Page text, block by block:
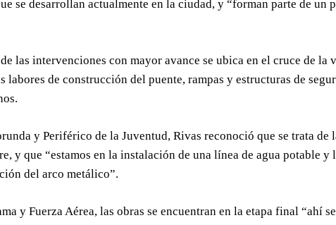
se desarrollan actualmente en la ciudad, y “forman parte de un
las intervenciones con mayor avance se ubica en el cruce de
labores de construcción del puente, rampas y estructuras de
y Periférico de la Juventud, Rivas reconoció que se trata de
y que “estamos en la instalación de una línea de agua potable
del arco metálico”.
y Fuerza Aérea, las obras se encuentran en la etapa final “ahí